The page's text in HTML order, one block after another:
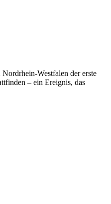
Westfalen der erste
– ein Ereignis, das